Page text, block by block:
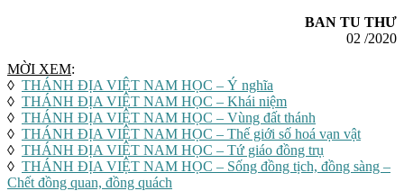
BAN TU THƯ
02 /2020
MỜI XEM:
◊ THÁNH ĐỊA VIỆT NAM HỌC – Ý nghĩa
◊ THÁNH ĐỊA VIỆT NAM HỌC – Khái niệm
◊ THÁNH ĐỊA VIỆT NAM HỌC – Vùng đất thánh
◊ THÁNH ĐỊA VIỆT NAM HỌC – Thế giới số hoá vạn vật
◊ THÁNH ĐỊA VIỆT NAM HỌC – Tứ giáo đồng trụ
◊ THÁNH ĐỊA VIỆT NAM HỌC – Sống đồng tịch, đồng sàng –
Chết đồng quan, đồng quách